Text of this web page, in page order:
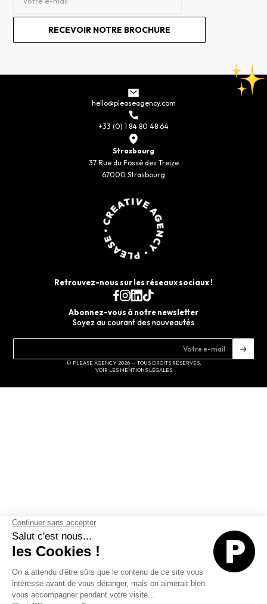
hello@pleaseagency.com
+33 (0) 1 84 80 48 64
Strasbourg
37 Rue du Fossé des Treize
67000 Strasbourg
Retrouvez-nous sur les réseaux sociaux !
Abonnez-vous à notre newsletter
Soyez au courant des nouveautés
© PLEASE AGENCY 2026 — TOUS DROITS RÉSERVÉS.
VOIR LES MENTIONS LÉGALES